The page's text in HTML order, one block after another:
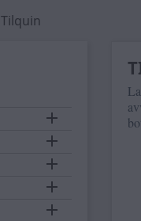
Tilquin




